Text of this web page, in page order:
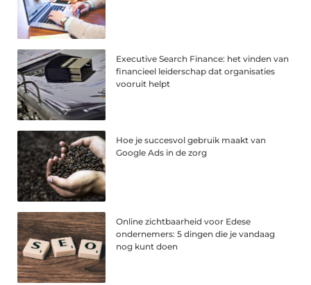
Executive Search Finance: het vinden van
financieel leiderschap dat organisaties
vooruit helpt
Hoe je succesvol gebruik maakt van
Google Ads in de zorg
Online zichtbaarheid voor Edese
ondernemers: 5 dingen die je vandaag
nog kunt doen